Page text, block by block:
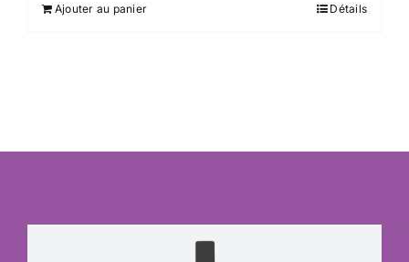
Ajouter au panier Détails